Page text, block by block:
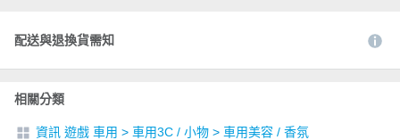
配送與退換貨需知
相關分類
資訊 遊戲 車用 > 車用3C / 小物 > 車用美容 / 香氛